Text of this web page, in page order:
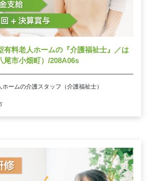
有料老人ホームの『介護福祉士』／は
尾市小畑町）/208A06s
ームの介護スタッフ（介護福祉士）